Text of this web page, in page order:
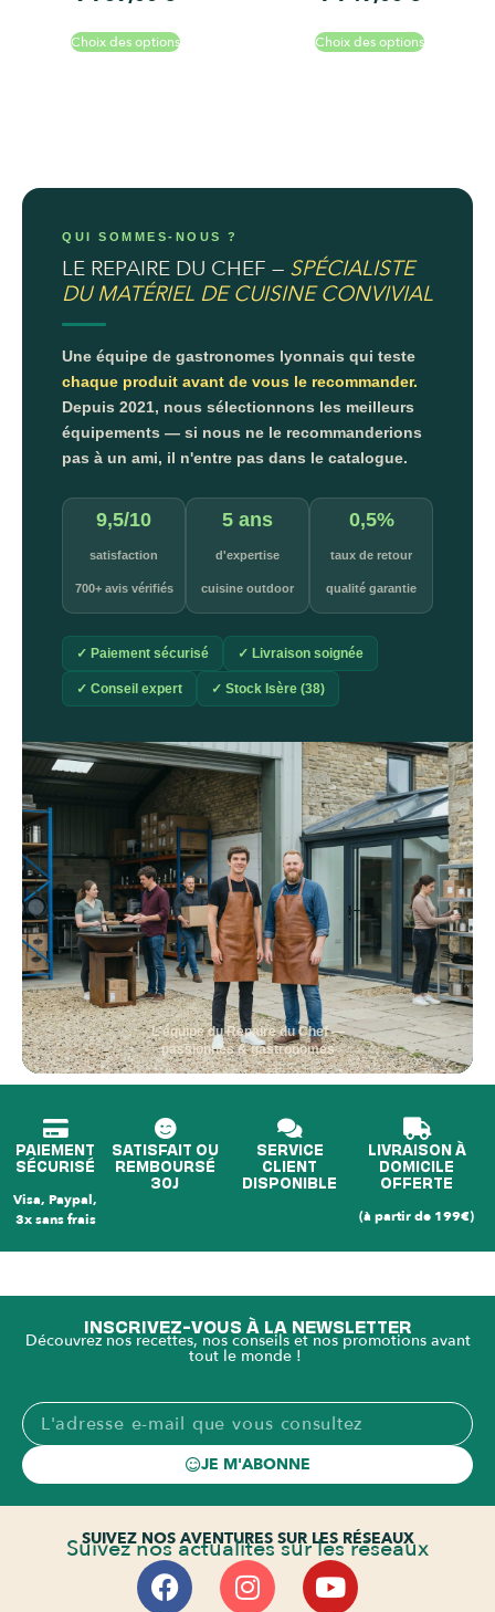
Choix des options Choix des options
QUI SOMMES-NOUS ?
LE REPAIRE DU CHEF — SPÉCIALISTE
DU MATÉRIEL DE CUISINE CONVIVIAL
Une équipe de gastronomes lyonnais qui teste
chaque produit avant de vous le recommander.
Depuis 2021, nous sélectionnons les meilleurs
équipements — si nous ne le recommanderions
pas à un ami, il n'entre pas dans le catalogue.
9,5/10
satisfaction
700+ avis vérifiés
5 ans
d'expertise
cuisine outdoor
0,5%
taux de retour
qualité garantie
✓ Paiement sécurisé ✓ Livraison soignée
✓ Conseil expert ✓ Stock Isère (38)
L'équipe du Repaire du Chef —
passionnés & gastronomes
PAIEMENT
SÉCURISÉ
Visa, Paypal,
3x sans frais
SATISFAIT OU
REMBOURSÉ
30J
SERVICE
CLIENT
DISPONIBLE
LIVRAISON À
DOMICILE
OFFERTE
(à partir de 199€)
INSCRIVEZ-VOUS À LA NEWSLETTER
Découvrez nos recettes, nos conseils et nos promotions avant
tout le monde !
JE M'ABONNE
SUIVEZ NOS AVENTURES SUR LES RÉSEAUX
Suivez nos actualités sur les réseaux